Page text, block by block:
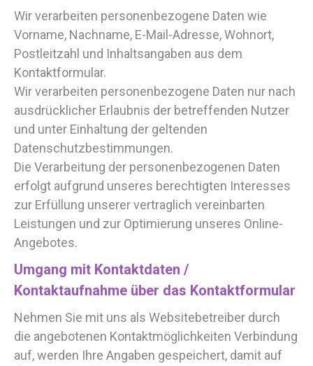
Wir verarbeiten personenbezogene Daten wie
Vorname, Nachname, E-Mail-Adresse, Wohnort,
Postleitzahl und Inhaltsangaben aus dem
Kontaktformular.
Wir verarbeiten personenbezogene Daten nur nach
ausdrücklicher Erlaubnis der betreffenden Nutzer
und unter Einhaltung der geltenden
Datenschutzbestimmungen.
Die Verarbeitung der personenbezogenen Daten
erfolgt aufgrund unseres berechtigten Interesses
zur Erfüllung unserer vertraglich vereinbarten
Leistungen und zur Optimierung unseres Online-
Angebotes.
Umgang mit Kontaktdaten /
Kontaktaufnahme über das Kontaktformular
Nehmen Sie mit uns als Websitebetreiber durch
die angebotenen Kontaktmöglichkeiten Verbindung
auf, werden Ihre Angaben gespeichert, damit auf